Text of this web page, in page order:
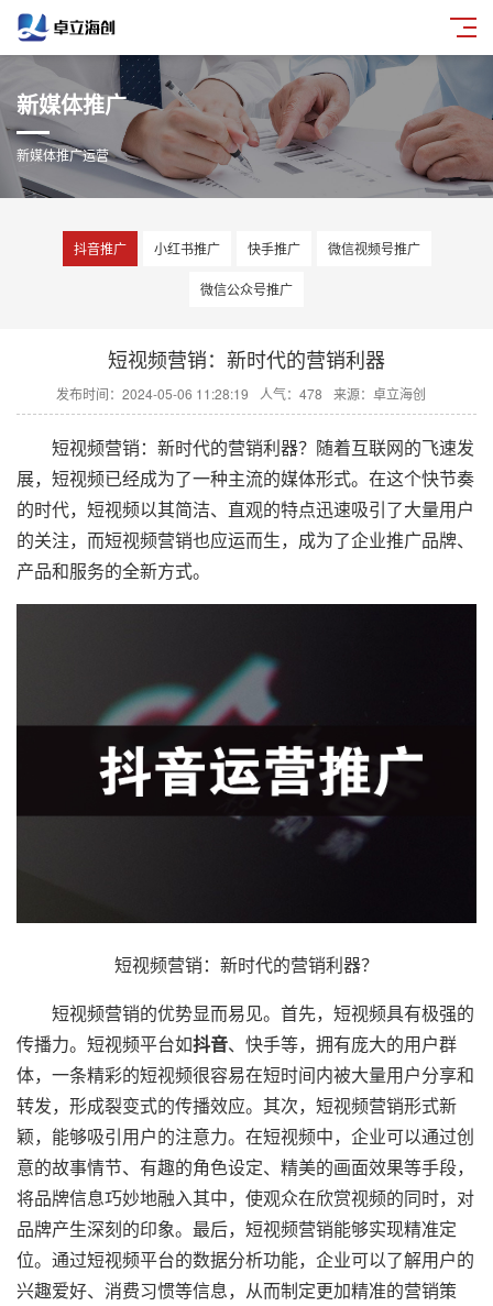
新媒体推广
新媒体推广运营
抖音推广 小红书推广 快手推广 微信视频号推广
微信公众号推广
短视频营销：新时代的营销利器
发布时间：2024-05-06 11:28:19 人气：478 来源：卓立海创
短视频营销：新时代的营销利器？随着互联网的飞速发
展，短视频已经成为了一种主流的媒体形式。在这个快节奏
的时代，短视频以其简洁、直观的特点迅速吸引了大量用户
的关注，而短视频营销也应运而生，成为了企业推广品牌、
产品和服务的全新方式。
短视频营销：新时代的营销利器？
短视频营销的优势显而易见。首先，短视频具有极强的
传播力。短视频平台如抖音、快手等，拥有庞大的用户群
体，一条精彩的短视频很容易在短时间内被大量用户分享和
转发，形成裂变式的传播效应。其次，短视频营销形式新
颖，能够吸引用户的注意力。在短视频中，企业可以通过创
意的故事情节、有趣的角色设定、精美的画面效果等手段，
将品牌信息巧妙地融入其中，使观众在欣赏视频的同时，对
品牌产生深刻的印象。最后，短视频营销能够实现精准定
位。通过短视频平台的数据分析功能，企业可以了解用户的
兴趣爱好、消费习惯等信息，从而制定更加精准的营销策